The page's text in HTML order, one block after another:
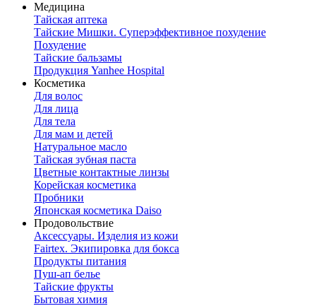
Медицина
Тайская аптека
Тайские Мишки. Суперэффективное похудение
Похудение
Тайские бальзамы
Продукция Yanhee Hospital
Косметика
Для волос
Для лица
Для тела
Для мам и детей
Натуральное масло
Тайская зубная паста
Цветные контактные линзы
Корейская косметика
Пробники
Японская косметика Daiso
Продовольствие
Аксессуары. Изделия из кожи
Fairtex. Экипировка для бокса
Продукты питания
Пуш-ап белье
Тайские фрукты
Бытовая химия